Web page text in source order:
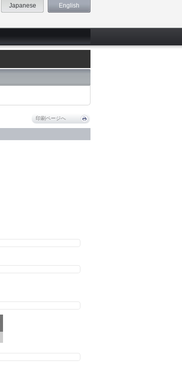
Japanese English
印刷ページへ